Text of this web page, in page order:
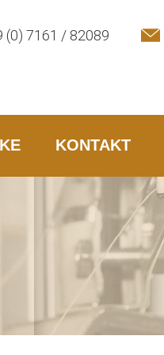
(0) 7161 / 82089
KONTAKT